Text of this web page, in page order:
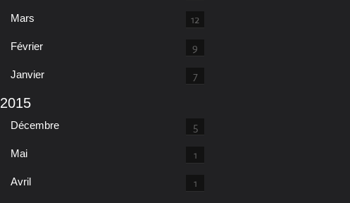
Mars 12
Février 9
Janvier 7
2015
Décembre 5
Mai 1
Avril 1